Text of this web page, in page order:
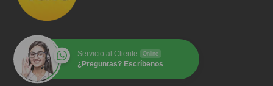
Servicio al Cliente Online
¿Preguntas? Escríbenos